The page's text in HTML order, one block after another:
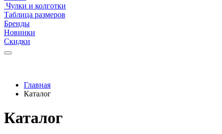
Чулки и колготки
Таблица размеров
Бренды
Новинки
Скидки
Главная
Каталог
Каталог